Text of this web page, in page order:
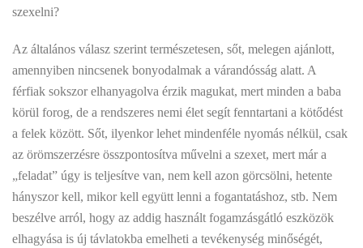
szexelni?
Az általános válasz szerint természetesen, sőt, melegen ajánlott,
amennyiben nincsenek bonyodalmak a várandósság alatt. A
férfiak sokszor elhanyagolva érzik magukat, mert minden a baba
körül forog, de a rendszeres nemi élet segít fenntartani a kötődést
a felek között. Sőt, ilyenkor lehet mindenféle nyomás nélkül, csak
az örömszerzésre összpontosítva művelni a szexet, mert már a
„feladat” úgy is teljesítve van, nem kell azon görcsölni, hetente
hányszor kell, mikor kell együtt lenni a fogantatáshoz, stb. Nem
beszélve arról, hogy az addig használt fogamzásgátló eszközök
elhagyása is új távlatokba emelheti a tevékenység minőségét,